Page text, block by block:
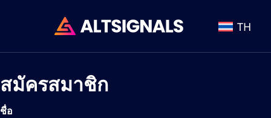
TH
สมัครสมาชิก
ชื่อ